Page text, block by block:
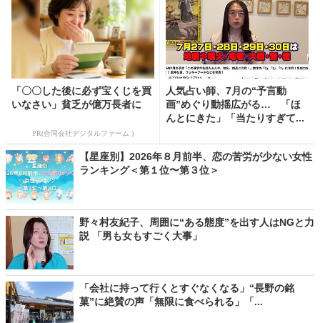
「〇〇した後に必ず宝くじを買
いなさい」貧乏が億万長者に
PR(合同会社デジタルファーム )
人気占い師、7月の“予言動
画”めぐり動揺広がる… 「ほ
んとにきた」「当たりすぎて...
【星座別】2026年８月前半、恋の苦労が少ない女性
ランキング＜第１位〜第３位＞
野々村友紀子、周囲に“ある態度”を出す人はNGと力
説 「男も女もすごく大事」
「会社に持って行くとすぐなくなる」“長野の銘
菓”に絶賛の声「無限に食べられる」「...